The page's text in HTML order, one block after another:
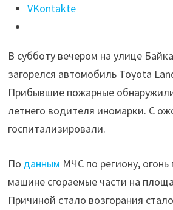
сгорел
из-
за
короткого
замыкания.
Водитель
ожоги
ног"
VKontakte
В субботу вечером на улице
загорелся автомобиль Toyota
Прибывшие пожарные
летнего водителя иномарки. С
госпитализировали.
По данным МЧС по региону,
машине сгораемые части на
Причиной стало возгорания